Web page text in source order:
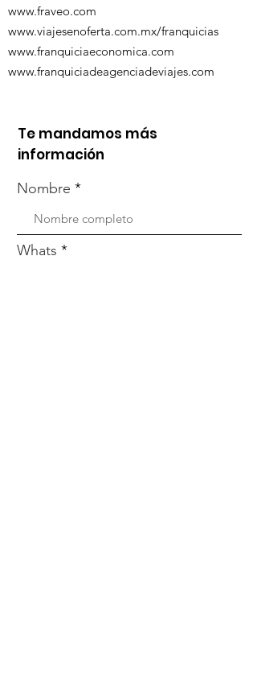
www.fraveo.com
www.viajesenoferta.com.mx/franquicias
www.franquiciaeconomica.com
www.franquiciadeagenciadeviajes.com
Te mandamos más
información
Nombre
Whats